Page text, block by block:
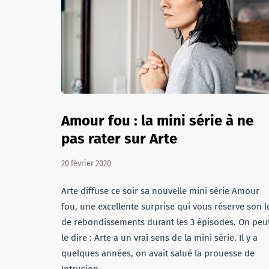
Amour fou : la mini série à ne
pas rater sur Arte
20 février 2020
Arte diffuse ce soir sa nouvelle mini série Amour
fou, une excellente surprise qui vous réserve son
de rebondissements durant les 3 épisodes. On
le dire : Arte a un vrai sens de la mini série. Il y a
quelques années, on avait salué la prouesse de